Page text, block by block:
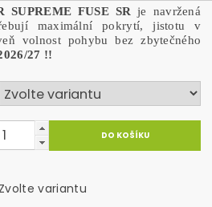
SUPREME FUSE SR je navržená
maximální pokrytí, jistotu v
volnost pohybu bez zbytečného
27 !!
Zvolte variantu